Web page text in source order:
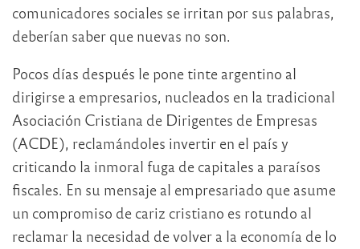
comunicadores sociales se irritan por sus palabras,
deberían saber que nuevas no son.
Pocos días después le pone tinte argentino al
dirigirse a empresarios, nucleados en la tradicional
Asociación Cristiana de Dirigentes de Empresas
(ACDE), reclamándoles invertir en el país y
criticando la inmoral fuga de capitales a paraísos
fiscales. En su mensaje al empresariado que asume
un compromiso de cariz cristiano es rotundo al
reclamar la necesidad de volver a la economía de lo